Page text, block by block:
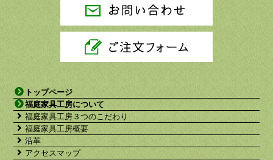
トップページ
福庭家具工房について
福庭家具工房３つのこだわり
福庭家具工房概要
沿革
アクセスマップ